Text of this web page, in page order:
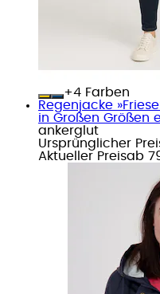
+
Farben
Regenjacke
in Großen Größen
ankerglut
Ursprünglicher
Aktueller Preisab